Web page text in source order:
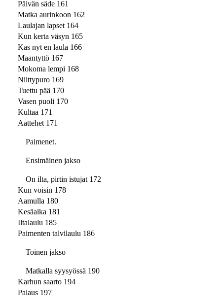
Päivän säde 161
Matka aurinkoon 162
Laulajan lapset 164
Kun kerta väsyn 165
Kas nyt en laula 166
Maantyttö 167
Mokoma lempi 168
Niittypuro 169
Tuettu pää 170
Vasen puoli 170
Kultaa 171
Aattehet 171
Paimenet.
Ensimäinen jakso
On ilta, pirtin istujat 172
Kun voisin 178
Aamulla 180
Kesäaika 181
Iltalaulu 185
Paimenten talvilaulu 186
Toinen jakso
Matkalla syysyössä 190
Karhun saarto 194
Palaus 197